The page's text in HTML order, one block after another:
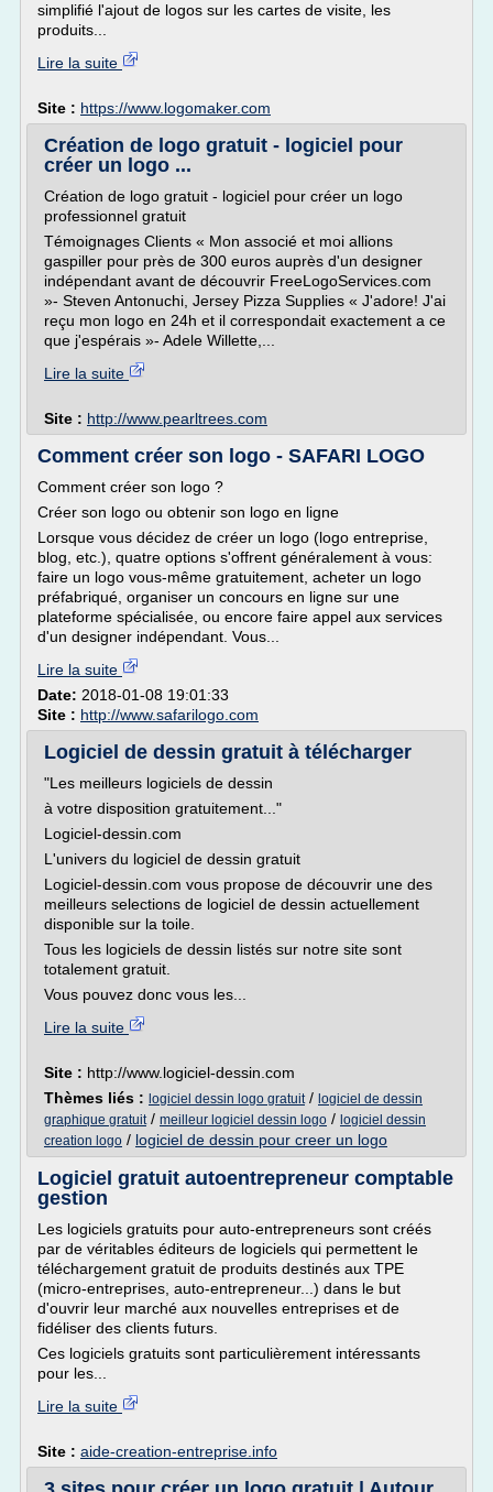
simplifié l'ajout de logos sur les cartes de visite, les
produits...
Lire la suite
Site : https://www.logomaker.com
Création de logo gratuit - logiciel pour
créer un logo ...
Création de logo gratuit - logiciel pour créer un logo
professionnel gratuit
Témoignages Clients « Mon associé et moi allions
gaspiller pour près de 300 euros auprès d'un designer
indépendant avant de découvrir FreeLogoServices.com
»- Steven Antonuchi, Jersey Pizza Supplies « J'adore! J'ai
reçu mon logo en 24h et il correspondait exactement a ce
que j'espérais »- Adele Willette,...
Lire la suite
Site : http://www.pearltrees.com
Comment créer son logo - SAFARI LOGO
Comment créer son logo ?
Créer son logo ou obtenir son logo en ligne
Lorsque vous décidez de créer un logo (logo entreprise,
blog, etc.), quatre options s'offrent généralement à vous:
faire un logo vous-même gratuitement, acheter un logo
préfabriqué, organiser un concours en ligne sur une
plateforme spécialisée, ou encore faire appel aux services
d'un designer indépendant. Vous...
Lire la suite
Date: 2018-01-08 19:01:33
Site : http://www.safarilogo.com
Logiciel de dessin gratuit à télécharger
"Les meilleurs logiciels de dessin
à votre disposition gratuitement..."
Logiciel-dessin.com
L'univers du logiciel de dessin gratuit
Logiciel-dessin.com vous propose de découvrir une des
meilleurs selections de logiciel de dessin actuellement
disponible sur la toile.
Tous les logiciels de dessin listés sur notre site sont
totalement gratuit.
Vous pouvez donc vous les...
Lire la suite
Site : http://www.logiciel-dessin.com
Thèmes liés : logiciel dessin logo gratuit/ logiciel de dessin
graphique gratuit/ meilleur logiciel dessin logo / logiciel dessin
creation logo / logiciel de dessin pour creer un logo
Logiciel gratuit autoentrepreneur comptable
gestion
Les logiciels gratuits pour auto-entrepreneurs sont créés
par de véritables éditeurs de logiciels qui permettent le
téléchargement gratuit de produits destinés aux TPE
(micro-entreprises, auto-entrepreneur...) dans le but
d'ouvrir leur marché aux nouvelles entreprises et de
fidéliser des clients futurs.
Ces logiciels gratuits sont particulièrement intéressants
pour les...
Lire la suite
Site : aide-creation-entreprise.info